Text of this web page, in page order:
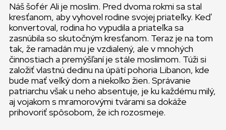
Náš šofér Ali je moslim. Pred dvoma rokmi sa stal
kresťanom, aby vyhovel rodine svojej priateľky. Keď
konvertoval, rodina ho vypudila a priateľka sa
zasnúbila so skutočným kresťanom. Teraz je na tom
tak, že ramadán mu je vzdialený, ale v mnohých
činnostiach a premýšľaní je stále moslimom. Túži si
založiť vlastnú dedinu na úpätí pohoria Libanon, kde
bude mať veľký dom a niekoľko žien. Správanie
patriarchu však u neho absentuje, je ku každému milý,
aj vojakom s mramorovými tvárami sa dokáže
prihovoriť spôsobom, že ich rozosmeje.